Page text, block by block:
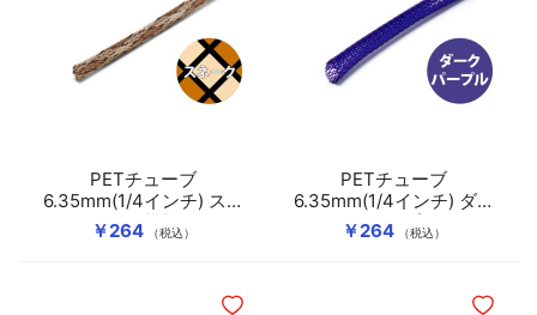
￥264 （税込）
PETチューブ
6.35mm(1/4インチ) スネ
ーク模様
￥264 （税込）
PETチューブ
6.35mm(1/4インチ) ダー
クパープル